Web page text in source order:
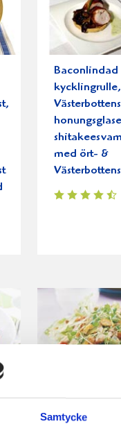
Samtycke
Baconlindad
kycklingrulle,
med ört- &
kyckling